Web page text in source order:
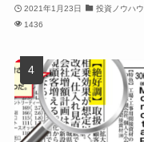
2021年1月23日
投資ノウハウ
1436